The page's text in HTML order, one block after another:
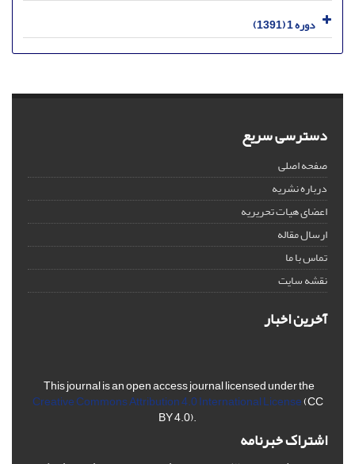
دوره 1 (1391)
دسترسی سریع
صفحه اصلی
درباره نشریه
اعضای هیات تحریریه
ارسال مقاله
تماس با ما
نقشه سایت
آخرین اخبار
This journal is an open access journal licensed under the
Creative Commons Attribution 4.0 International License(CC
BY 4.0).
اشتراک خبرنامه